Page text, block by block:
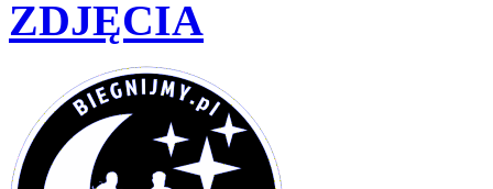
ZDJĘCIA